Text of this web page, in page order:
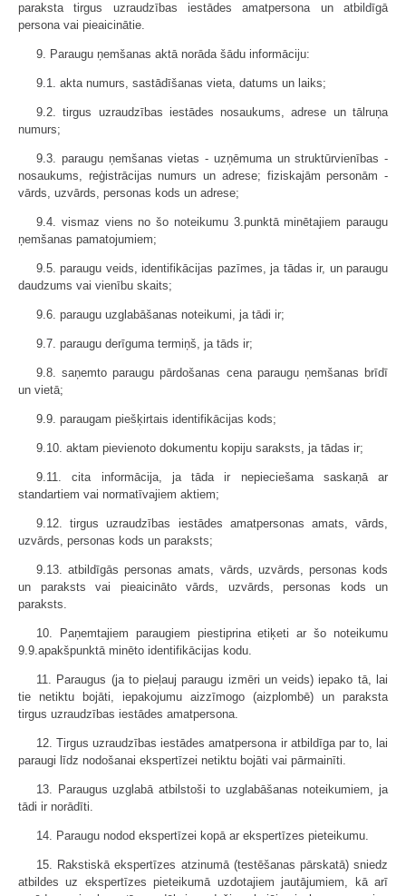
paraksta tirgus uzraudzības iestādes amatpersona un atbildīgā
persona vai pieaicinātie.
9. Paraugu ņemšanas aktā norāda šādu informāciju:
9.1. akta numurs, sastādīšanas vieta, datums un laiks;
9.2. tirgus uzraudzības iestādes nosaukums, adrese un tālruņa
numurs;
9.3. paraugu ņemšanas vietas - uzņēmuma un struktūrvienības -
nosaukums, reģistrācijas numurs un adrese; fiziskajām personām -
vārds, uzvārds, personas kods un adrese;
9.4. vismaz viens no šo noteikumu 3.punktā minētajiem paraugu
ņemšanas pamatojumiem;
9.5. paraugu veids, identifikācijas pazīmes, ja tādas ir, un paraugu
daudzums vai vienību skaits;
9.6. paraugu uzglabāšanas noteikumi, ja tādi ir;
9.7. paraugu derīguma termiņš, ja tāds ir;
9.8. saņemto paraugu pārdošanas cena paraugu ņemšanas brīdī
un vietā;
9.9. paraugam piešķirtais identifikācijas kods;
9.10. aktam pievienoto dokumentu kopiju saraksts, ja tādas ir;
9.11. cita informācija, ja tāda ir nepieciešama saskaņā ar
standartiem vai normatīvajiem aktiem;
9.12. tirgus uzraudzības iestādes amatpersonas amats, vārds,
uzvārds, personas kods un paraksts;
9.13. atbildīgās personas amats, vārds, uzvārds, personas kods
un paraksts vai pieaicināto vārds, uzvārds, personas kods un
paraksts.
10. Paņemtajiem paraugiem piestiprina etiķeti ar šo noteikumu
9.9.apakšpunktā minēto identifikācijas kodu.
11. Paraugus (ja to pieļauj paraugu izmēri un veids) iepako tā, lai
tie netiktu bojāti, iepakojumu aizzīmogo (aizplombē) un paraksta
tirgus uzraudzības iestādes amatpersona.
12. Tirgus uzraudzības iestādes amatpersona ir atbildīga par to, lai
paraugi līdz nodošanai ekspertīzei netiktu bojāti vai pārmainīti.
13. Paraugus uzglabā atbilstoši to uzglabāšanas noteikumiem, ja
tādi ir norādīti.
14. Paraugu nodod ekspertīzei kopā ar ekspertīzes pieteikumu.
15. Rakstiskā ekspertīzes atzinumā (testēšanas pārskatā) sniedz
atbildes uz ekspertīzes pieteikumā uzdotajiem jautājumiem, kā arī